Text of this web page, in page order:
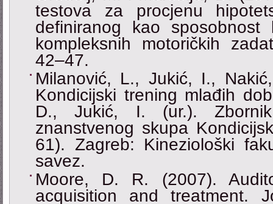
testova za procjenu
definiranog kao
kompleksnih motoričkih
42–47.
Milanović, L., Jukić, I.,
Kondicijski trening mlađih
D., Jukić, I. (ur.). Zbornik
znanstvenog skupa
61). Zagreb: Kineziološki
savez.
Moore, D. R. (2007).
acquisition and treatment.